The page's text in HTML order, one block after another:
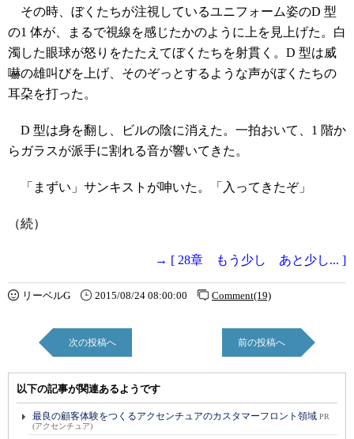
その時、ぼくたちが注視しているユニフォーム姿のD 型
の1 体が、まるで視線を感じたかのように上を見上げた。白
濁した眼球が怒りをたたえてぼくたちを射貫く。D 型は威
嚇の雄叫びを上げ、そのぞっとするような声がぼくたちの
耳朶を打った。
D 型は身を翻し、ビルの陰に消えた。一拍おいて、1 階か
らガラスが派手に割れる音が響いてきた。
「まずい」サンキストが呻いた。「入ってきたぞ」
（続）
→ [ 28章 もう少し あと少し... ]
リーベルG 2015/08/24 08:00:00 Comment(19)
次の投稿へ 前の投稿へ
以下の記事が関連あるようです
最良の顧客体験をつくるアクセンチュアのカスタマーフロント領域 PR
(アクセンチュア)